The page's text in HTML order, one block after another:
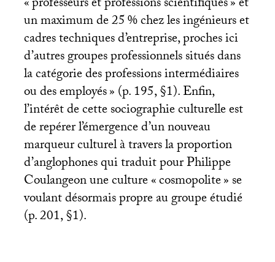
«professeurs et professions scientifiques» et
un maximum de 25% chez les ingénieurs et
cadres techniques d’entreprise, proches ici
d’autres groupes professionnels situés dans
la catégorie des professions intermédiaires
ou des employés» (p. 195, §1). Enfin,
l’intérêt de cette sociographie culturelle est
de repérer l’émergence d’un nouveau
marqueur culturel à travers la proportion
d’anglophones qui traduit pour Philippe
Coulangeon une culture «cosmopolite» se
voulant désormais propre au groupe étudié
(p. 201, §1).